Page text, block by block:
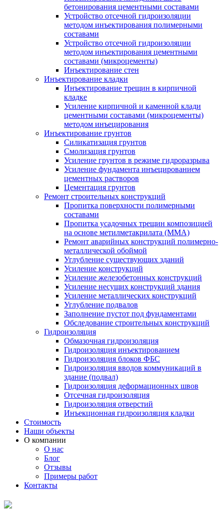
бетонирования цементными составами
Устройство отсечной гидроизоляции
методом инъектирования полимерными
составами
Устройство отсечной гидроизоляции
методом инъектирования цементными
составами (микроцементы)
Инъектирование стен
Инъектирование кладки
Инъектирование трещин в кирпичной
кладке
Усиление кирпичной и каменной клади
цементными составами (микроцементы)
методом инъецирования
Инъектирование грунтов
Силикатизация грунтов
Смолизация грунтов
Усиление грунтов в режиме гидроразрыва
Усиление фундамента инъецированием
цементных растворов
Цементация грунтов
Ремонт строительных конструкций
Пропитка поверхности полимерными
составами
Пропитка усадочных трещин композицией
на основе метилметакрилата (ММА)
Ремонт аварийных конструкций полимерно-
металлической обоймой
Углубление существующих зданий
Усиление конструкций
Усиление железобетонных конструкций
Усиление несущих конструкций здания
Усиление металлических конструкций
Углубление подвалов
Заполнение пустот под фундаментами
Обследование строительных конструкций
Гидроизоляция
Обмазочная гидроизоляция
Гидроизоляция инъектированием
Гидроизоляция блоков ФБС
Гидроизоляция вводов коммуникаций в
здание (подвал)
Гидроизоляция деформационных швов
Отсечная гидроизоляция
Гидроизоляция отверстий
Инъекционная гидроизоляция кладки
Стоимость
Наши объекты
О компании
О нас
Блог
Отзывы
Примеры работ
Контакты